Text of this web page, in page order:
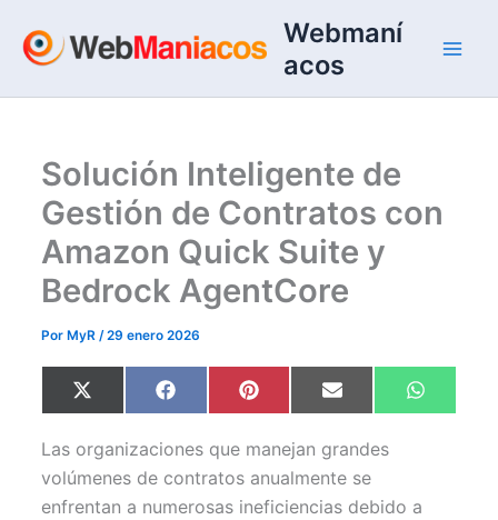
contenido
Webmaní
acos
Solución Inteligente de
Gestión de Contratos con
Amazon Quick Suite y
Bedrock AgentCore
Por MyR/29 enero 2026
Compartir
en
X
(
w
i
t
t
e
Compartir
en
F
a
e
b
o
o
k
Compartir
en
P
i
t
e
r
e
s
Compartir
en
E
m
i
l
en
W
h
Las organizaciones que manejan grandes
volúmenes de contratos anualmente se
enfrentan a numerosas ineficiencias debido a